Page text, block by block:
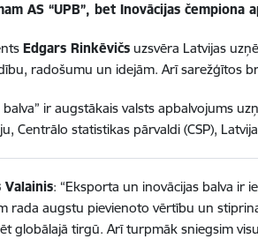
AS “UPB”, bet Inovācijas čempiona
Edgars Rinkēvičsuzsvēra Latvijas
radošumu un idejām. Arī sarežģītos
ir augstākais valsts apbalvojums
Centrālo statistikas pārvaldi (CSP),
: “Eksporta un inovācijas balva ir
rada augstu pievienoto vērtību un
globālajā tirgū. Arī turpmāk sniegsim